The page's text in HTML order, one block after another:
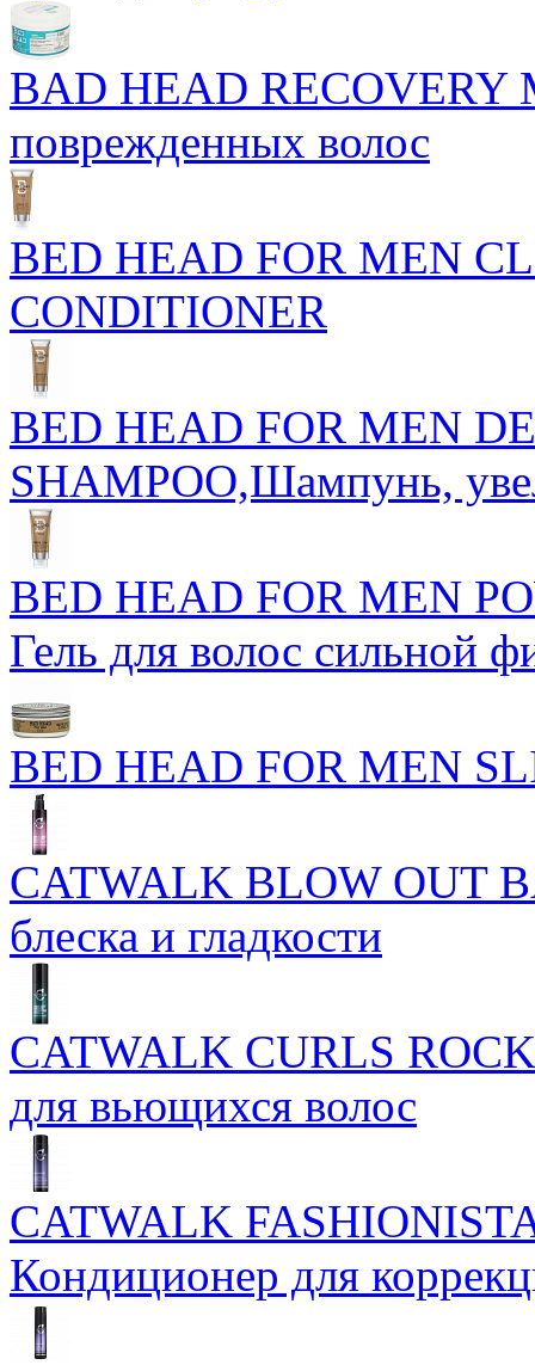
BAD HEAD RECOVERY
поврежденных волос
BED HEAD FOR MEN
CONDITIONER
BED HEAD FOR MEN
SHAMPOO,Шампунь,
BED HEAD FOR MEN
Гель для волос сильной
BED HEAD FOR MEN
CATWALK BLOW OUT
блеска и гладкости
CATWALK CURLS
для вьющихся волос
CATWALK
Кондиционер для